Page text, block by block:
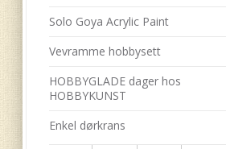
Solo Goya Acrylic Paint
Vevramme hobbysett
HOBBYGLADE dager hos
HOBBYKUNST
Enkel dørkrans